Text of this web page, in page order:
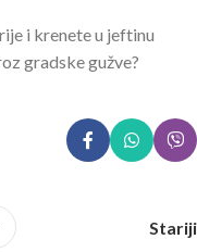
i krenete u jeftinu
gradske gužve?
Stariji